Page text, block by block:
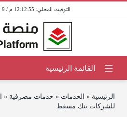
12:12:55 م / 9 أغسطس 2026
الرئيسية » الخدمات » خدمات مصرفية »
للشركات بنك مسقط